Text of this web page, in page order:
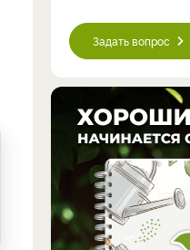
Задать вопрос